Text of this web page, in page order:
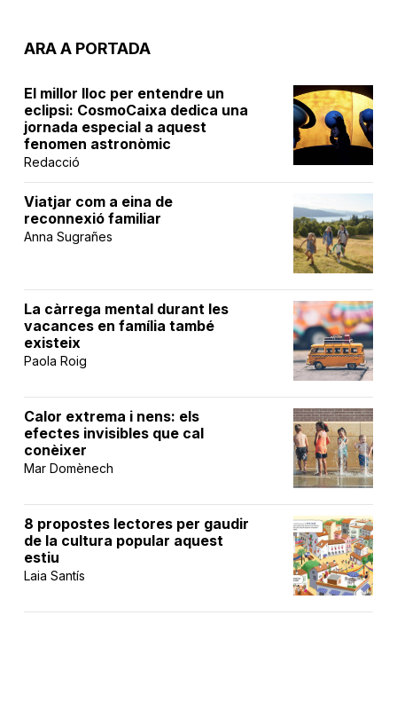
ARA A PORTADA
El millor lloc per entendre un
eclipsi: CosmoCaixa dedica una
jornada especial a aquest
fenomen astronòmic
Redacció
Viatjar com a eina de
reconnexió familiar
Anna Sugrañes
La càrrega mental durant les
vacances en família també
existeix
Paola Roig
Calor extrema i nens: els
efectes invisibles que cal
conèixer
Mar Domènech
8 propostes lectores per gaudir
de la cultura popular aquest
estiu
Laia Santís